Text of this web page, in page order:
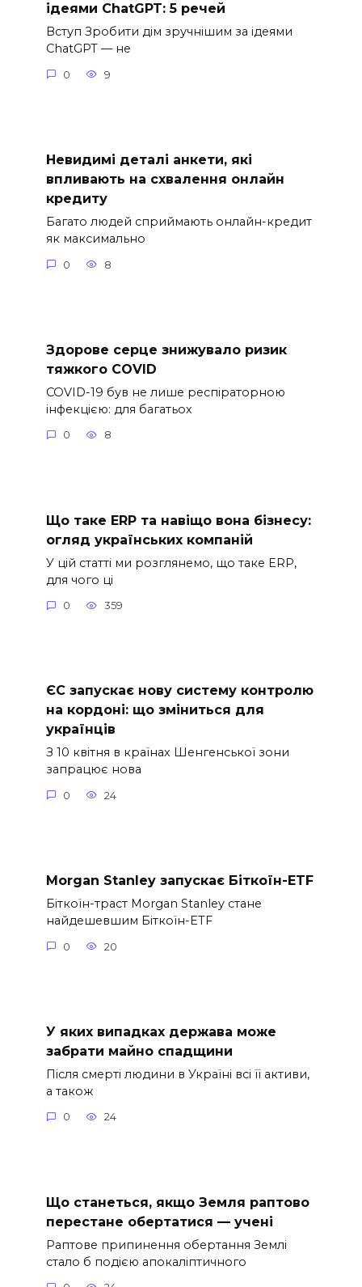
ідеями ChatGPT: 5 речей
Вступ Зробити дім зручнішим за ідеями
ChatGPT — не
0 9
Невидимі деталі анкети, які
впливають на схвалення онлайн
кредиту
Багато людей сприймають онлайн-кредит
як максимально
0 8
Здорове серце знижувало ризик
тяжкого COVID
COVID-19 був не лише респіраторною
інфекцією: для багатьох
0 8
Що таке ERP та навіщо вона бізнесу:
огляд українських компаній
У цій статті ми розглянемо, що таке ERP,
для чого ці
0 359
ЄС запускає нову систему контролю
на кордоні: що зміниться для
українців
З 10 квітня в країнах Шенгенської зони
запрацює нова
0 24
Morgan Stanley запускає Біткоїн-ETF
Біткоїн-траст Morgan Stanley стане
найдешевшим Біткоїн-ETF
0 20
У яких випадках держава може
забрати майно спадщини
Після смерті людини в Україні всі її активи,
а також
0 24
Що станеться, якщо Земля раптово
перестане обертатися — учені
Раптове припинення обертання Землі
стало б подією апокаліптичного